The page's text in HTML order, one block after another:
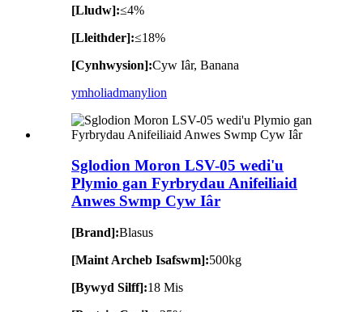
[Lludw]:≤4%
[Lleithder]:≤18%
[Cynhwysion]:Cyw Iâr, Banana
ymholiadmanylion
Sglodion Moron LSV-05 wedi'u
Plymio gan Fyrbrydau Anifeiliaid
Anwes Swmp Cyw Iâr
[Brand]:Blasus
[Maint Archeb Isafswm]:500kg
[Bywyd Silff]:18 Mis